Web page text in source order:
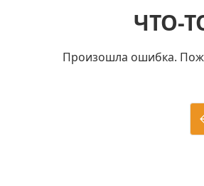
ЧТО-
Произошла ошибка.